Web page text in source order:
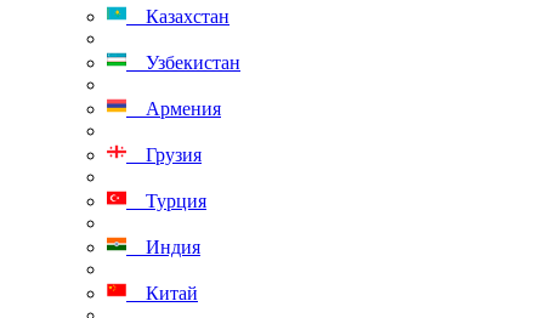
Казахстан
Узбекистан
Армения
Грузия
Турция
Индия
Китай